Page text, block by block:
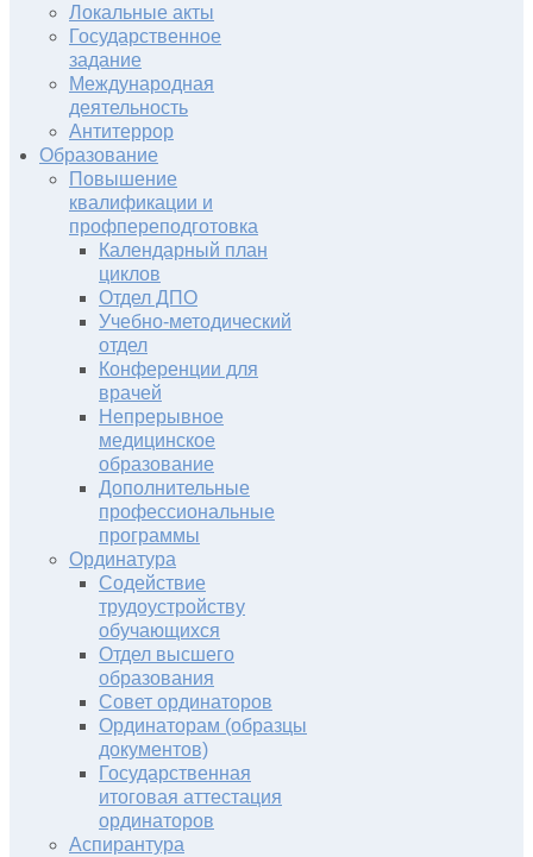
Локальные акты
Государственное
задание
Международная
деятельность
Антитеррор
Образование
Повышение
квалификации и
профпереподготовка
Календарный план
циклов
Отдел ДПО
Учебно-методический
отдел
Конференции для
врачей
Непрерывное
медицинское
образование
Дополнительные
профессиональные
программы
Ординатура
Содействие
трудоустройству
обучающихся
Отдел высшего
образования
Совет ординаторов
Ординаторам (образцы
документов)
Государственная
итоговая аттестация
ординаторов
Аспирантура